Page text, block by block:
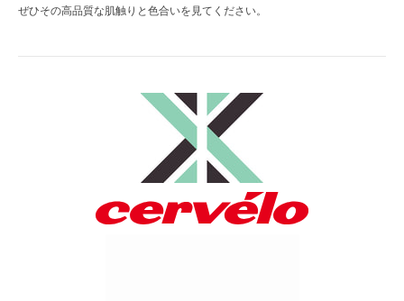
ぜひその高品質な肌触りと色合いを見てください。